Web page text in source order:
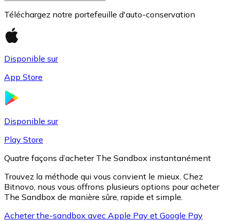
Téléchargez notre portefeuille d'auto-conservation
Disponible sur
App Store
Disponible sur
Play Store
Quatre façons d’acheter The Sandbox instantanément
Trouvez la méthode qui vous convient le mieux. Chez
Bitnovo, nous vous offrons plusieurs options pour acheter
The Sandbox de manière sûre, rapide et simple.
Acheter the-sandbox avec Apple Pay et Google Pay